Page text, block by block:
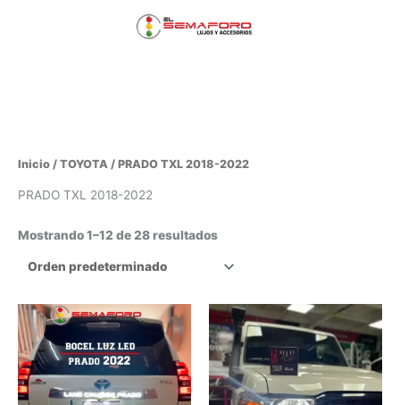
Menú
Inicio / TOYOTA / PRADO TXL 2018-2022
PRADO TXL 2018-2022
Mostrando 1–12 de 28 resultados